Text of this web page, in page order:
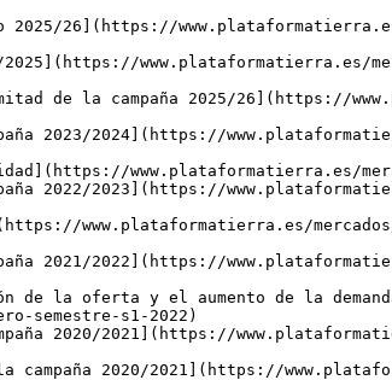
26](https://
www.plataformatierra.es/
de la campaña 2025/26](https://
2023/2024](https://
www.plataformatierra.es/
2022/2023](https://
www.plataformatierra.es/
2021/2022](https://
de la oferta y el aumento de la
semestre-s1-2022)
2020/2021](https://
2020/2021](https://